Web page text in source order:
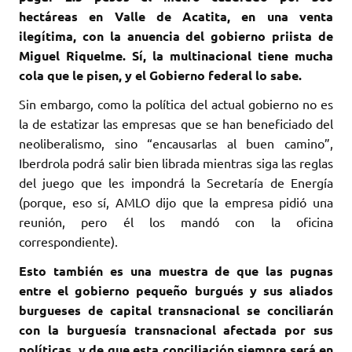
hectáreas en Valle de Acatita, en una venta
ilegítima, con la anuencia del gobierno priista de
Miguel Riquelme. Sí, la multinacional tiene mucha
cola que le pisen, y el Gobierno federal lo sabe.
Sin embargo, como la política del actual gobierno no es
la de estatizar las empresas que se han beneficiado del
neoliberalismo, sino “encausarlas al buen camino”,
Iberdrola podrá salir bien librada mientras siga las reglas
del juego que les impondrá la Secretaría de Energía
(porque, eso sí, AMLO dijo que la empresa pidió una
reunión, pero él los mandó con la oficina
correspondiente).
Esto también es una muestra de que las pugnas
entre el gobierno pequeño burgués y sus aliados
burgueses de capital transnacional se conciliarán
con la burguesía transnacional afectada por sus